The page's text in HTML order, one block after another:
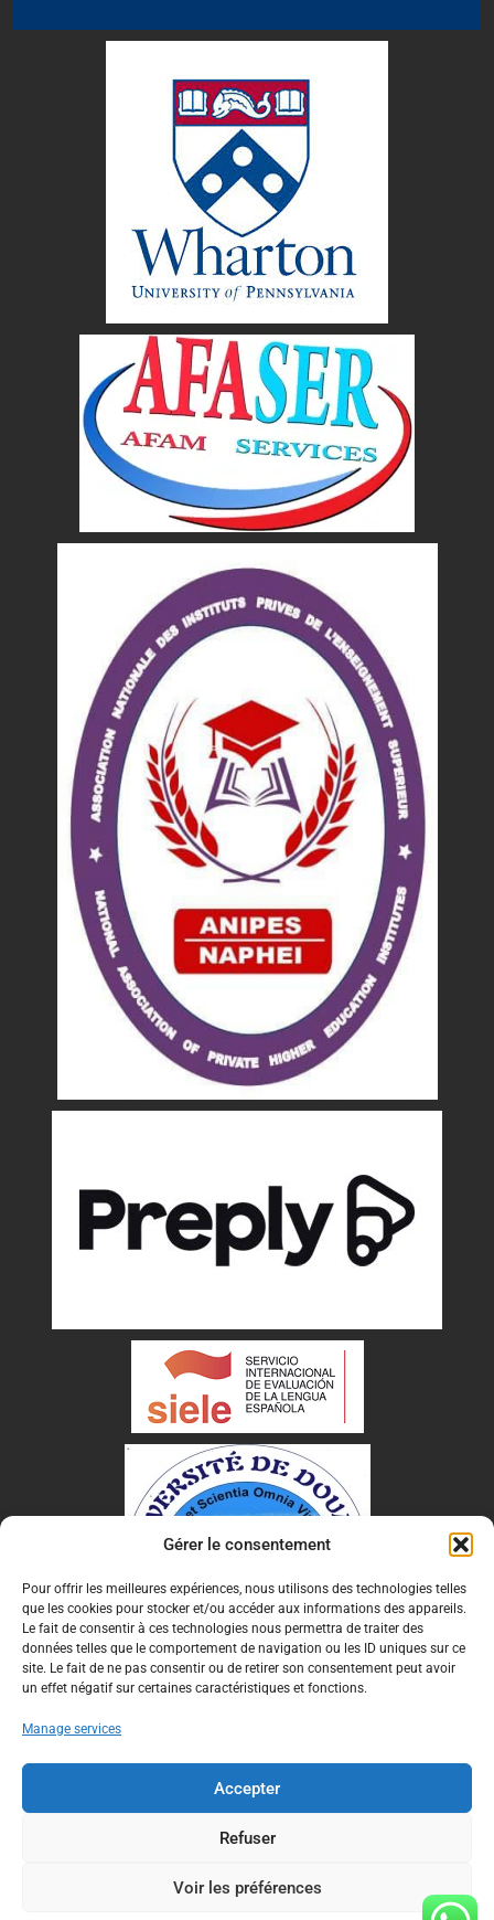
Gérer le consentement
Pour offrir les meilleures expériences, nous utilisons des technologies telles
que les cookies pour stocker et/ou accéder aux informations des appareils.
Le fait de consentir à ces technologies nous permettra de traiter des
données telles que le comportement de navigation ou les ID uniques sur ce
site. Le fait de ne pas consentir ou de retirer son consentement peut avoir
un effet négatif sur certaines caractéristiques et fonctions.
Manage services
Accepter
Refuser
Voir les préférences